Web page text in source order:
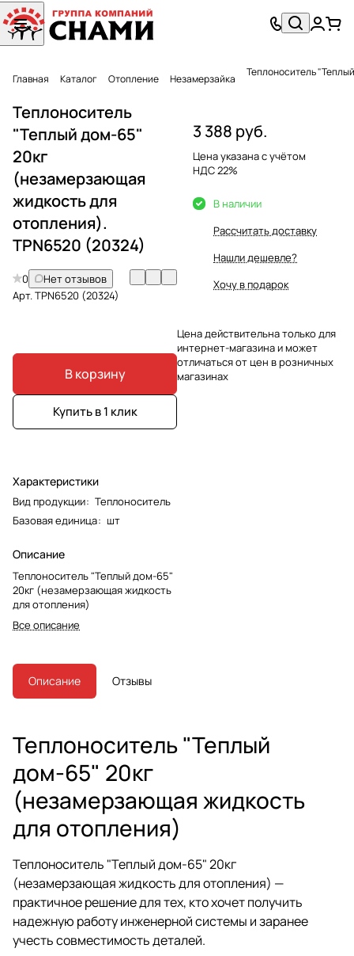
Главная Каталог Отопление Незамерзайка Теплоноситель
Теплоноситель
"Теплый дом-65"
20кг
(незамерзающая
жидкость для
отопления).
TPN6520 (20324)
0
Нет отзывов
Арт.TPN6520 (20324)
В корзину
Купить в 1 клик
Характеристики
Вид продукции: Теплоноситель
Базовая единица: шт
Описание
Теплоноситель "Теплый дом-65"
20кг (незамерзающая жидкость
для отопления)
Все описание
3 388 руб.
Цена указана с учётом
НДС 22%
В наличии
Рассчитать доставку
Нашли дешевле?
Хочу в подарок
Цена действительна только для
интернет-магазина и может
отличаться от цен в розничных
магазинах
Описание Отзывы
Теплоноситель "Теплый
дом-65" 20кг
(незамерзающая жидкость
для отопления)
Теплоноситель "Теплый дом-65" 20кг
(незамерзающая жидкость для отопления) —
практичное решение для тех, кто хочет получить
надежную работу инженерной системы и заранее
учесть совместимость деталей.